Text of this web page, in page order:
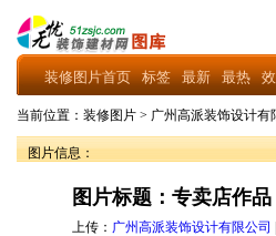
装修图片首页 标签 最新 最热
当前位置： 装修图片 > 广州高派装饰设计有
图片信息：
图片标题：专卖店作品
上传： 广州高派装饰设计有限公司